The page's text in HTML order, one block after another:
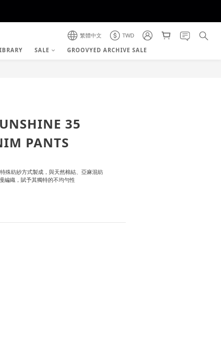
繁體中文
TWD
SALE GROOVYED ARCHIVE SALE
35
PANTS
殊紡紗方式製成，與天然棉結、亞麻混紡
編織，賦予其獨特的不均勻性